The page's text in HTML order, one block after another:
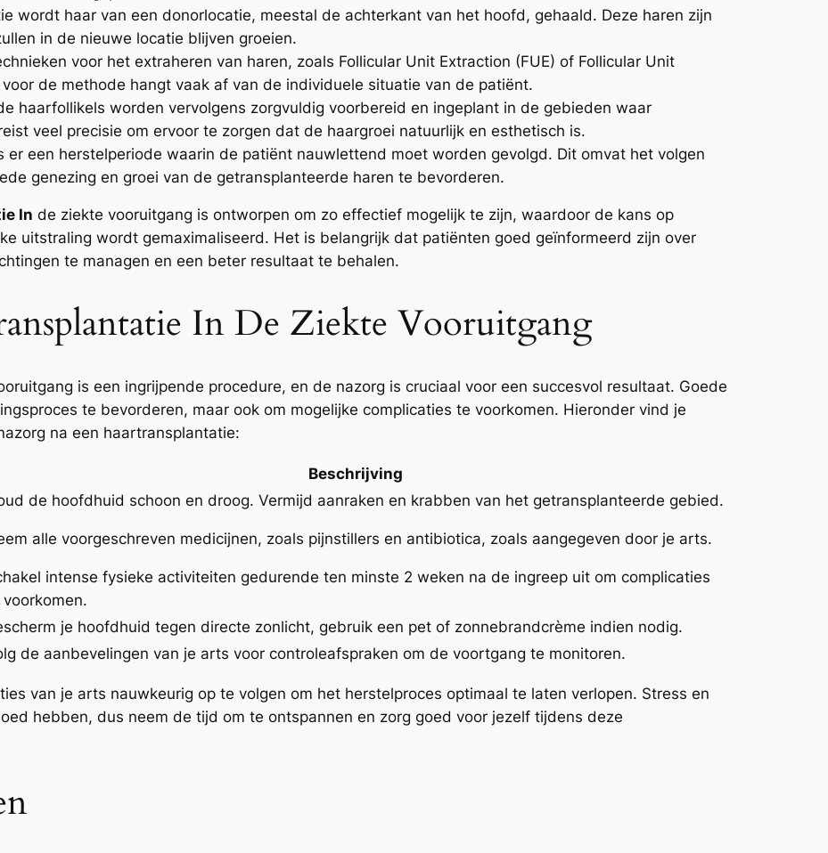
wordt haar van een donorlocatie, meestal de achterkant van het hoofd, gehaald. Deze haren zijn
in de nieuwe locatie blijven groeien.
voor het extraheren van haren, zoals Follicular Unit Extraction (FUE) of Follicular Unit
de methode hangt vaak af van de individuele situatie van de patiënt.
haarfollikels worden vervolgens zorgvuldig voorbereid en ingeplant in de gebieden waar
veel precisie om ervoor te zorgen dat de haargroei natuurlijk en esthetisch is.
er een herstelperiode waarin de patiënt nauwlettend moet worden gevolgd. Dit omvat het volgen
genezing en groei van de getransplanteerde haren te bevorderen.
In de ziekte vooruitgang is ontworpen om zo effectief mogelijk te zijn, waardoor de kans op
uitstraling wordt gemaximaliseerd. Het is belangrijk dat patiënten goed geïnformeerd zijn over
te managen en een beter resultaat te behalen.
In De Ziekte Vooruitgang
is een ingrijpende procedure, en de nazorg is cruciaal voor een succesvol resultaat. Goede
te bevorderen, maar ook om mogelijke complicaties te voorkomen. Hieronder vind je
na een haartransplantatie:
Beschrijving
de hoofdhuid schoon en droog. Vermijd aanraken en krabben van het getransplanteerde gebied.
alle voorgeschreven medicijnen, zoals pijnstillers en antibiotica, zoals aangegeven door je arts.
intense fysieke activiteiten gedurende ten minste 2 weken na de ingreep uit om complicaties
je hoofdhuid tegen directe zonlicht, gebruik een pet of zonnebrandcrème indien nodig.
de aanbevelingen van je arts voor controleafspraken om de voortgang te monitoren.
van je arts nauwkeurig op te volgen om het herstelproces optimaal te laten verlopen. Stress en
hebben, dus neem de tijd om te ontspannen en zorg goed voor jezelf tijdens deze